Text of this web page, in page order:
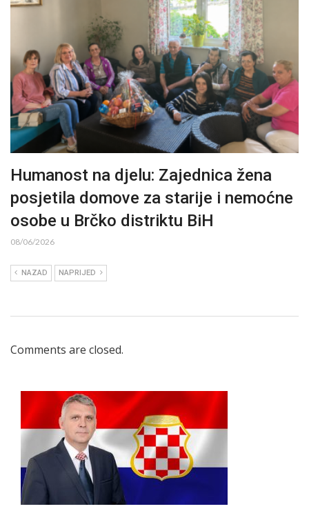
Humanost na djelu: Zajednica žena
posjetila domove za starije i nemoćne
osobe u Brčko distriktu BiH
08/06/2026
NAZAD NAPRIJED
Comments are closed.